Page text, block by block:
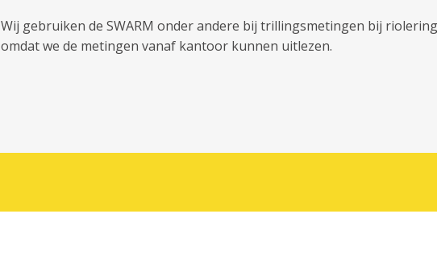
Wij gebruiken de SWARM onder andere bij trillingsmetingen bij
omdat we de metingen vanaf kantoor kunnen uitlezen.